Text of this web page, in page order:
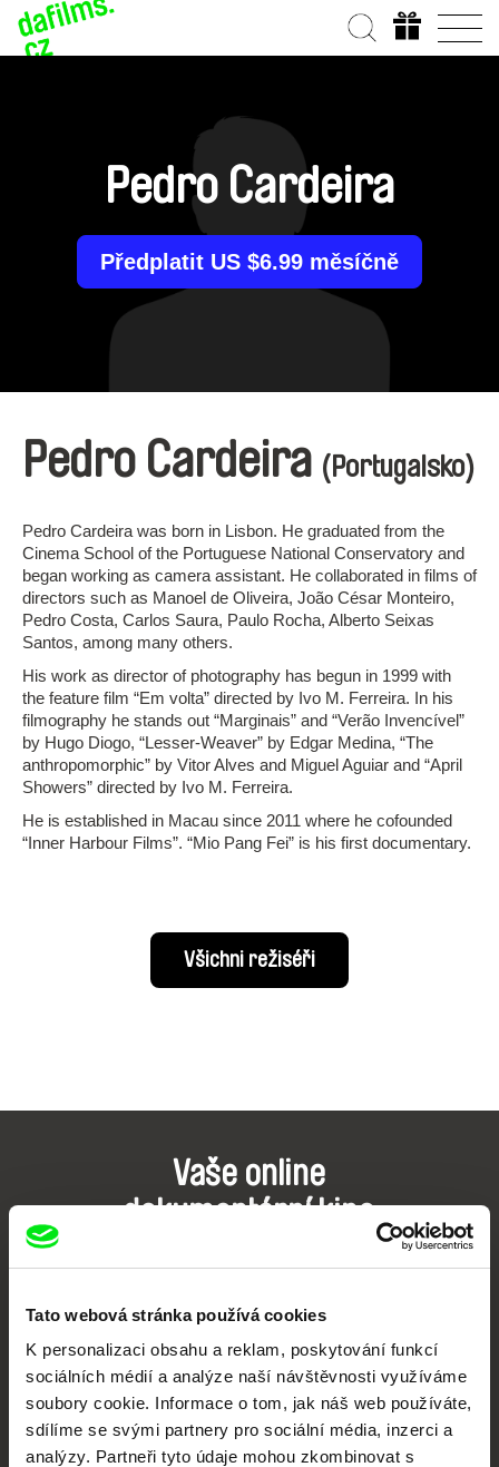
Tato webová stránka používá cookies
K personalizaci obsahu a reklam, poskytování funkcí
sociálních médií a analýze naší návštěvnosti využíváme
soubory cookie. Informace o tom, jak náš web používáte,
sdílíme se svými partnery pro sociální média, inzerci a
analýzy. Partneři tyto údaje mohou zkombinovat s
Pedro Cardeira
Předplatit US $6.99 měsíčně
Pedro Cardeira (Portugalsko)
Pedro Cardeira was born in Lisbon. He graduated from the
Cinema School of the Portuguese National Conservatory and
began working as camera assistant. He collaborated in films of
directors such as Manoel de Oliveira, João César Monteiro,
Pedro Costa, Carlos Saura, Paulo Rocha, Alberto Seixas
Santos, among many others.
His work as director of photography has begun in 1999 with
the feature film “Em volta” directed by Ivo M. Ferreira. In his
filmography he stands out “Marginais” and “Verão Invencível”
by Hugo Diogo, “Lesser-Weaver” by Edgar Medina, “The
anthropomorphic” by Vitor Alves and Miguel Aguiar and “April
Showers” directed by Ivo M. Ferreira.
He is established in Macau since 2011 where he cofounded
“Inner Harbour Films”. “Mio Pang Fei” is his first documentary.
Všichni režiséři
Vaše online
dokumentární kino
Nové festivalové filmy
Portál DAFilms.cz je výsledkem tvůrčí spolupráce 7 klíčových evropských
festivalů dokumentárního filmu sdružených do Doc Alliance. Naším cílem je
posouvat hranice dokumentárního filmu, propagovat jeho rozmanitost a
podporovat kvalitní autorské filmy.
Členové Doc Alliance